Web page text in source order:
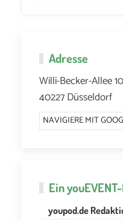
Adresse
Willi-Becker-Allee 10
40227 Düsseldorf
NAVIGIERE MIT
EinyouEVENT
youpod.de